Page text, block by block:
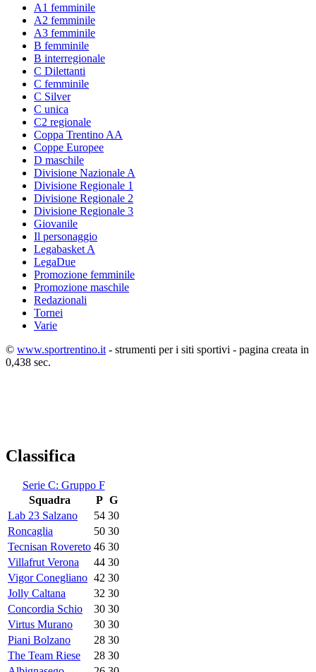
A1 femminile
A2 femminile
A3 femminile
B femminile
B interregionale
C Dilettanti
C femminile
C Silver
C unica
C2 regionale
Coppa Trentino AA
Coppe Europee
D maschile
Divisione Nazionale A
Divisione Regionale 1
Divisione Regionale 2
Divisione Regionale 3
Giovanile
Il personaggio
Legabasket A
LegaDue
Promozione femminile
Promozione maschile
Redazionali
Tornei
Varie
© www.sportrentino.it - strumenti per i siti sportivi - pagina creata in
0,438 sec.
Classifica
Serie C: Gruppo F
Squadra
P G
Lab 23 Salzano
54 30
Roncaglia
50 30
Tecnisan Rovereto 46 30
Villafrut Verona
44 30
Vigor Conegliano 42 30
Jolly Caltana
32 30
Concordia Schio
30 30
Virtus Murano
30 30
Piani Bolzano
28 30
The Team Riese
28 30